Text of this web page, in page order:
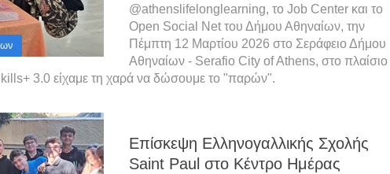
@athenslifelonglearning, το Job Center και το
Open Social Net του Δήμου Αθηναίων, την
Πέμπτη 12 Μαρτίου 2026 στο Σεράφειο Δήμου
Αθηναίων - Serafio City of Athens, στο πλαίσιο
3.0 είχαμε τη χαρά να δώσουμε το "παρών".
Επίσκεψη Ελληνογαλλικής Σχολής
Saint Paul στο Κέντρο Ημέρας